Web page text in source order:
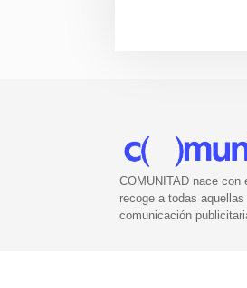
COMUNITAD nace con
recoge a todas
comunicación